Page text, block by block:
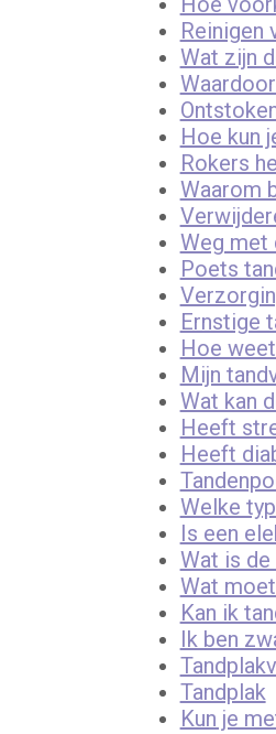
Reinigen
Wat zijn
Hoe kun
Rokers
Waarom
Weg met
Poets
Ernstige
Hoe
Mijn
Wat kan
Heeft
Heeft
Welke
Is een
Wat is
Wat
Kan ik
Ik ben
Tandplak
Kun je